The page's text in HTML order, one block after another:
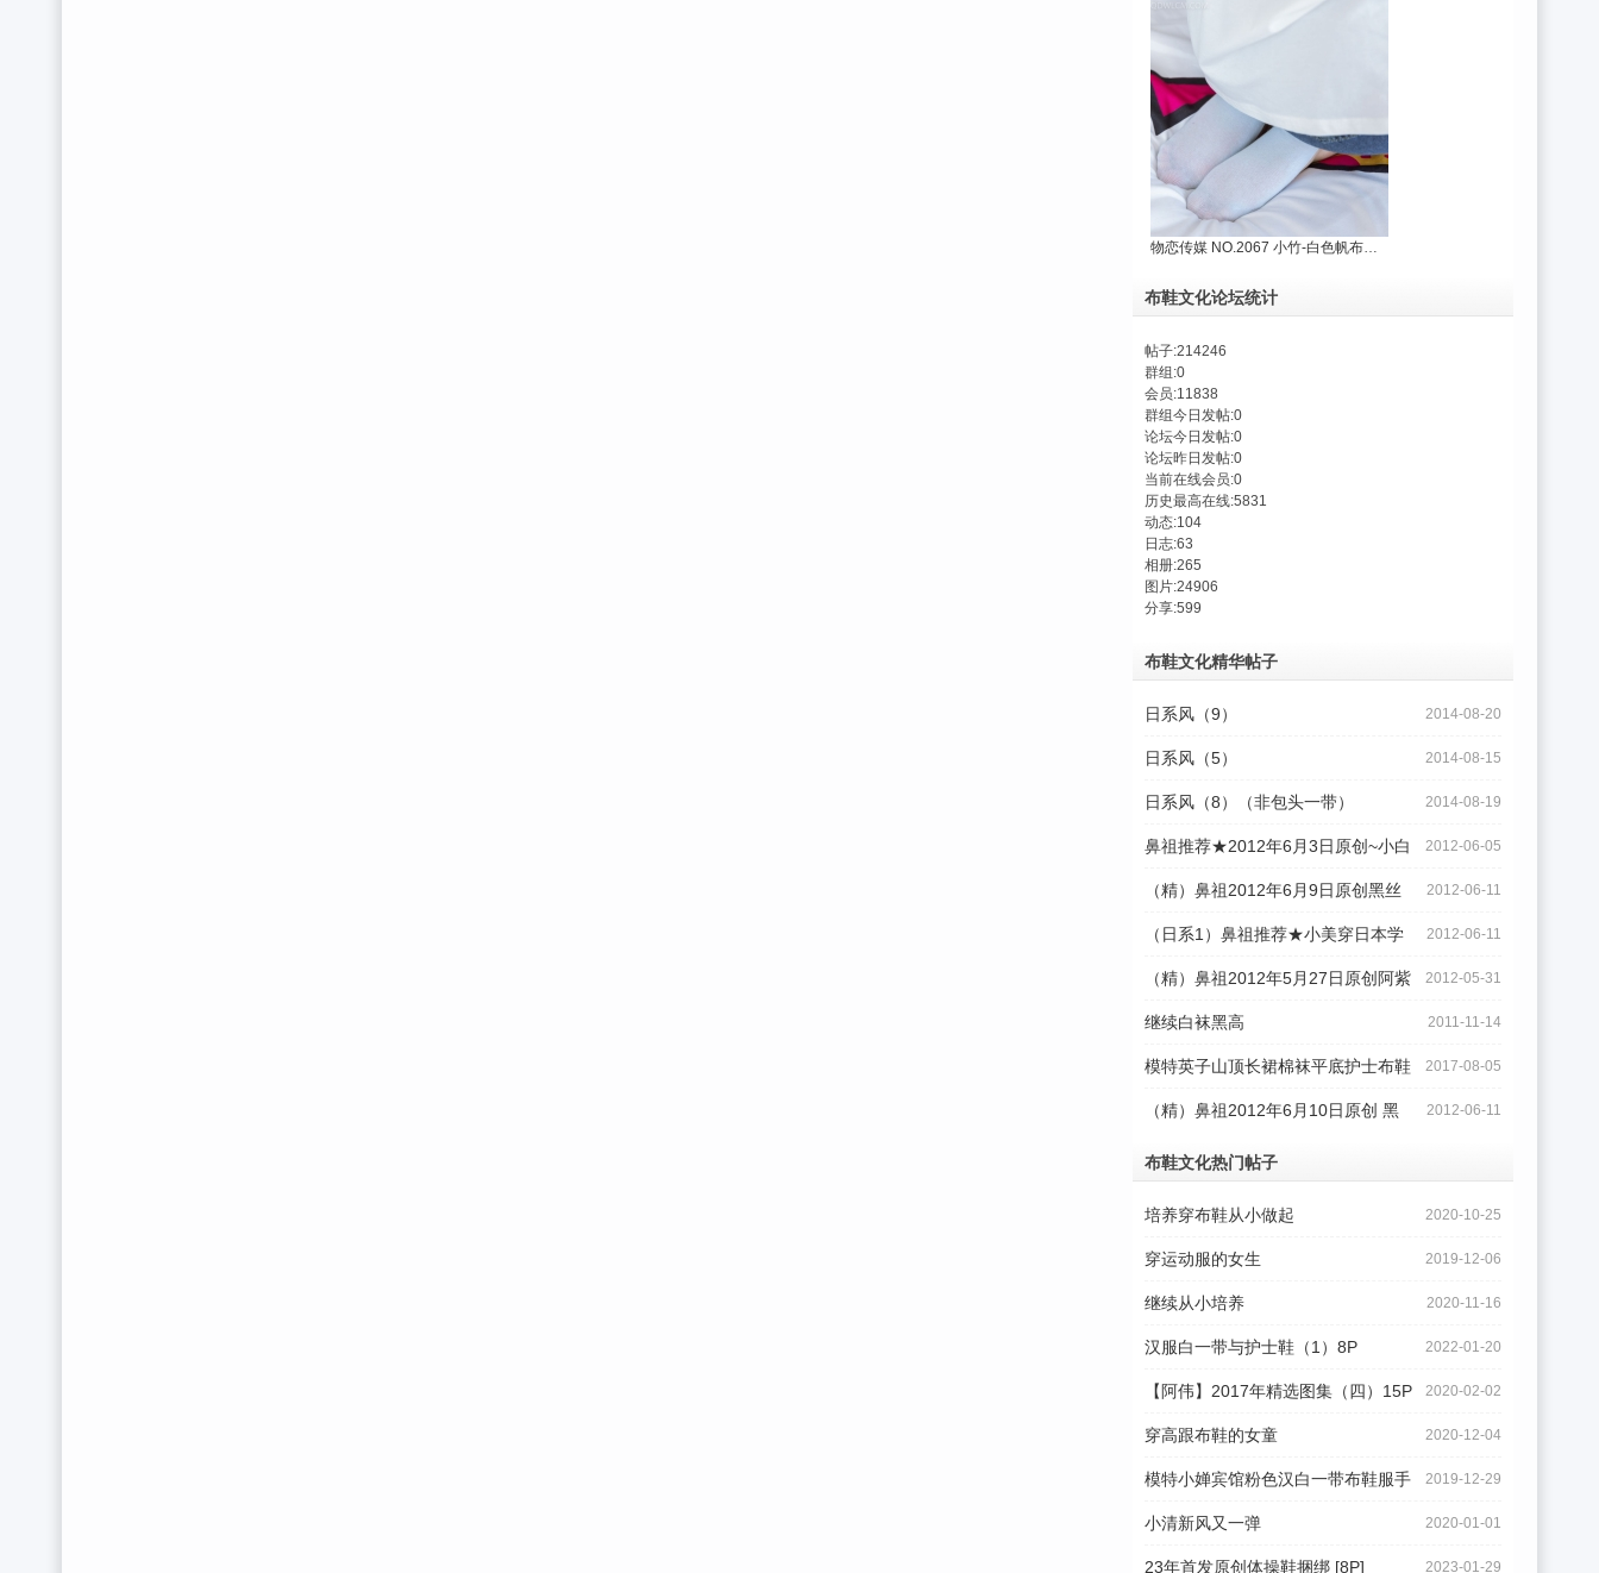
物恋传媒 NO.2067 小竹-白色帆布鞋、浅蓝色
布鞋文化论坛统计
帖子:214246
群组:0
会员:11838
群组今日发帖:0
论坛今日发帖:0
论坛昨日发帖:0
当前在线会员:0
历史最高在线:5831
动态:104
日志:63
相册:265
图片:24906
分享:599
布鞋文化精华帖子
日系风（9） 2014-08-20
日系风（5） 2014-08-15
日系风（8）（非包头一带） 2014-08-19
鼻祖推荐★2012年6月3日原创~小白
的花边白
2012-06-05
（精）鼻祖2012年6月9日原创黑丝
袜白一带~
2012-06-11
（日系1）鼻祖推荐★小美穿日本学
生泡泡袜+
2012-06-11
（精）鼻祖2012年5月27日原创阿紫
穿一带25P
2012-05-31
继续白袜黑高 2011-11-14
模特英子山顶长裙棉袜平底护士布鞋
特写12P
2017-08-05
（精）鼻祖2012年6月10日原创 黑
丝袜+日本
2012-06-11
布鞋文化热门帖子
培养穿布鞋从小做起 2020-10-25
穿运动服的女生 2019-12-06
继续从小培养 2020-11-16
汉服白一带与护士鞋（1）8P 2022-01-20
【阿伟】2017年精选图集（四）15P 2020-02-02
穿高跟布鞋的女童 2020-12-04
模特小婵宾馆粉色汉白一带布鞋服手
机随拍8P
2019-12-29
小清新风又一弹 2020-01-01
23年首发原创体操鞋捆绑 [8P] 2023-01-29